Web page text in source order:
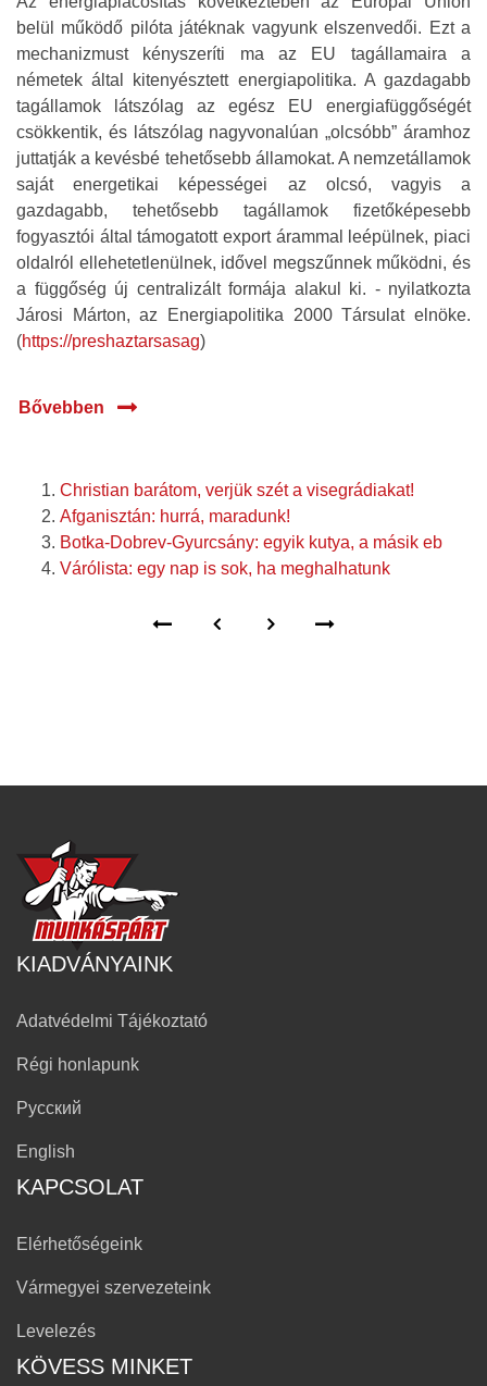
belül működő pilóta játéknak vagyunk elszenvedői. Ezt a
mechanizmust kényszeríti ma az EU tagállamaira a
németek által kitenyésztett energiapolitika. A gazdagabb
tagállamok látszólag az egész EU energiafüggőségét
csökkentik, és látszólag nagyvonalúan „olcsóbb” áramhoz
juttatják a kevésbé tehetősebb államokat. A nemzetállamok
saját energetikai képességei az olcsó, vagyis a
gazdagabb, tehetősebb tagállamok fizetőképesebb
fogyasztói által támogatott export árammal leépülnek, piaci
oldalról ellehetetlenülnek, idővel megszűnnek működni, és
a függőség új centralizált formája alakul ki. - nyilatkozta
Járosi Márton, az Energiapolitika 2000 Társulat elnöke.
(https://preshaztarsasag)
Bővebben
Christian barátom, verjük szét a visegrádiakat!
Afganisztán: hurrá, maradunk!
Botka-Dobrev-Gyurcsány: egyik kutya, a másik eb
Várólista: egy nap is sok, ha meghalhatunk
KIADVÁNYAINK
Adatvédelmi Tájékoztató
Régi honlapunk
Русский
English
KAPCSOLAT
Elérhetőségeink
Vármegyei szervezeteink
Levelezés
KÖVESS MINKET